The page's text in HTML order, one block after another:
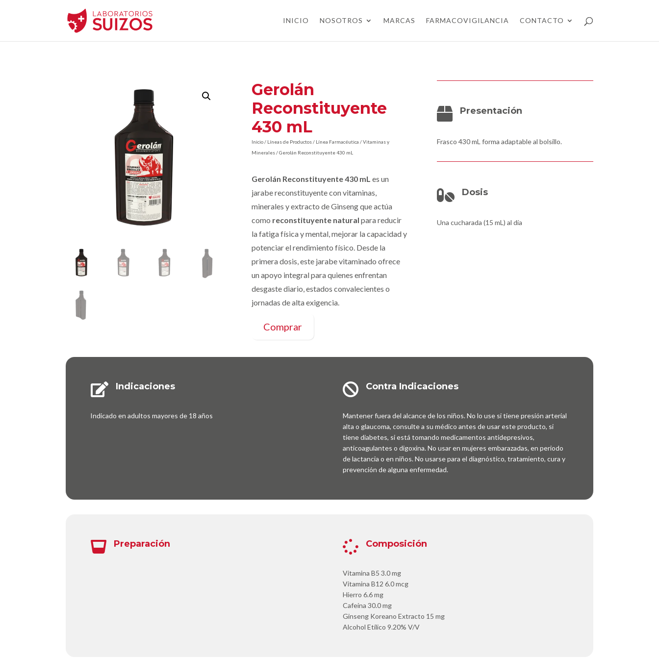
INICIO NOSOTROS MARCAS FARMACOVIGILANCIA CONTACTO
Gerolán
Reconstituyente
430 mL
Inicio/ Líneas de Productos/ Línea Farmacéutica /Vitaminas y
Minerales/ Gerolán Reconstituyente 430 mL
Gerolán Reconstituyente 430 mL es un
jarabe reconstituyente con vitaminas,
minerales y extracto de Ginseng que actúa
como reconstituyente natural para reducir
la fatiga física y mental, mejorar la capacidad y
potenciar el rendimiento físico. Desde la
primera dosis, este jarabe vitaminado ofrece
un apoyo integral para quienes enfrentan
desgaste diario, estados convalecientes o
jornadas de alta exigencia.
Comprar
 Presentación
Frasco 430 mL forma adaptable al bolsillo.
 Dosis
Una cucharada (15 mL) al día
 Indicaciones
Indicado en adultos mayores de 18 años
 Contra Indicaciones
Mantener fuera del alcance de los niños. No lo use si tiene presión arterial
alta o glaucoma, consulte a su médico antes de usar este producto, si
tiene diabetes, si está tomando medicamentos antidepresivos,
anticoagulantes o digoxina. No usar en mujeres embarazadas, en periodo
de lactancia o en niños. No usarse para el diagnóstico, tratamiento, cura y
prevención de alguna enfermedad.
 Preparación  Composición
Vitamina B5 3.0 mg
Vitamina B12 6.0 mcg
Hierro 6.6 mg
Cafeína 30.0 mg
Ginseng Koreano Extracto 15 mg
Alcohol Etílico 9.20% V/V